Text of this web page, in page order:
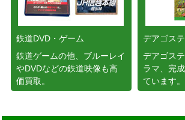
鉄道DVD・ゲーム
鉄道ゲームの他、ブルーレイ
やDVDなどの鉄道映像も高
価買取。
デアゴス
デアゴス
ラマ、完
ています。